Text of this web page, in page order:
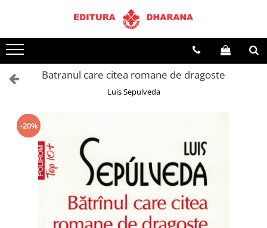
Toate Produsele
CARTI EDITURA DHARANA
OFERTE LA PACHET
Dietoterapie
Dezvoltare personala
Spiritualitate
Business, Economie
Carti pentru copii
Batranul care citea romane de dragoste
Luis Sepulveda
-20%